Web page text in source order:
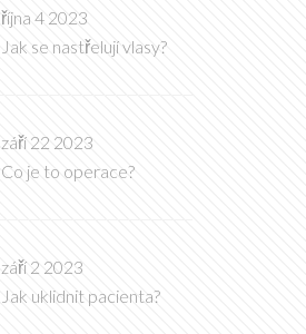
října 4 2023
Jak se nastřelují vlasy?
září 22 2023
Co je to operace?
září 2 2023
Jak uklidnit pacienta?